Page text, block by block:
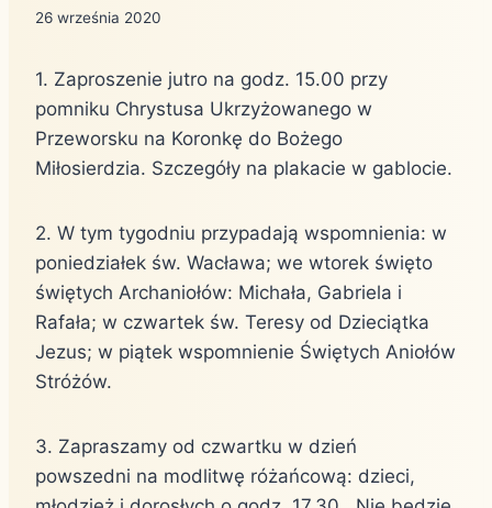
26 września 2020
1. Zaproszenie jutro na godz. 15.00 przy
pomniku Chrystusa Ukrzyżowanego w
Przeworsku na Koronkę do Bożego
Miłosierdzia. Szczegóły na plakacie w gablocie.
2. W tym tygodniu przypadają wspomnienia: w
poniedziałek św. Wacława; we wtorek święto
świętych Archaniołów: Michała, Gabriela i
Rafała; w czwartek św. Teresy od Dzieciątka
Jezus; w piątek wspomnienie Świętych Aniołów
Stróżów.
3. Zapraszamy od czwartku w dzień
powszedni na modlitwę różańcową: dzieci,